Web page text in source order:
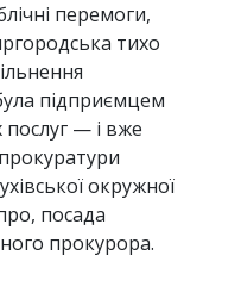
перемоги,
тихо
підприємцем
— і вже
окружної
посада
прокурора.